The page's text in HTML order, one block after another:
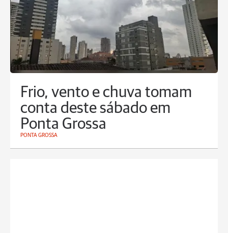
Frio, vento e chuva tomam
conta deste sábado em
Ponta Grossa
PONTA GROSSA